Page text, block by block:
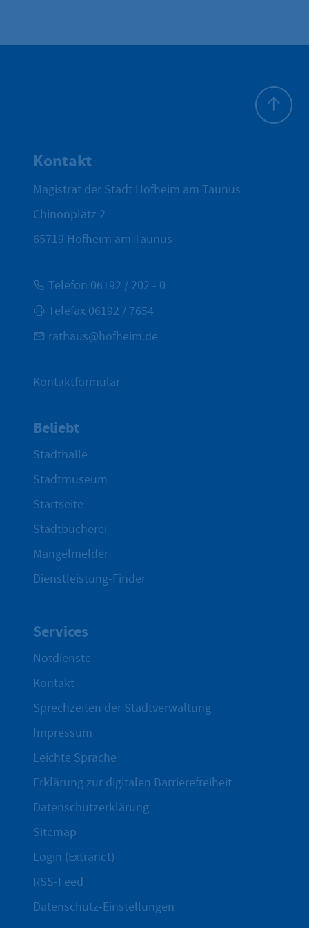
Kontakt
Magistrat der Stadt Hofheim am Taunus
Chinonplatz 2
65719 Hofheim am Taunus
Telefon 06192 / 202 - 0
Telefax 06192 / 7654
rathaus@hofheim.de
Kontaktformular
Beliebt
Stadthalle
Stadtmuseum
Startseite
Stadtbücherei
Mängelmelder
Dienstleistung-Finder
Services
Notdienste
Kontakt
Sprechzeiten der Stadtverwaltung
Impressum
Leichte Sprache
Erklärung zur digitalen Barrierefreiheit
Datenschutzerklärung
Sitemap
Login (Extranet)
RSS-Feed
Datenschutz-Einstellungen